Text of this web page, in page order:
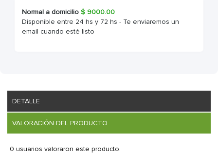
Normal a domicilio $ 9000.00
Disponible entre 24 hs y 72 hs - Te enviaremos un
email cuando esté listo
DETALLE
VALORACIÓN DEL PRODUCTO
0 usuarios valoraron este producto.